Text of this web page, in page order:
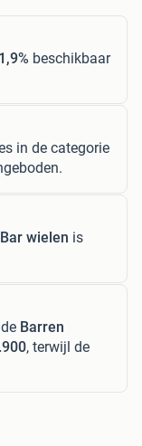
beschikbaar
in de categorie
Bar wielen is
Barren
, terwijl de